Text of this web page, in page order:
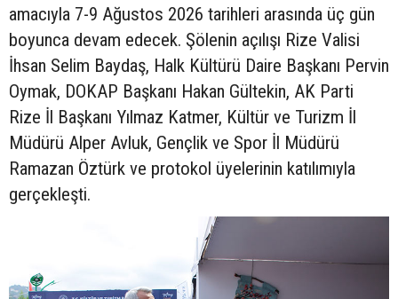
amacıyla 7-9 Ağustos 2026 tarihleri arasında üç gün
boyunca devam edecek. Şölenin açılışı Rize Valisi
İhsan Selim Baydaş, Halk Kültürü Daire Başkanı Pervin
Oymak, DOKAP Başkanı Hakan Gültekin, AK Parti
Rize İl Başkanı Yılmaz Katmer, Kültür ve Turizm İl
Müdürü Alper Avluk, Gençlik ve Spor İl Müdürü
Ramazan Öztürk ve protokol üyelerinin katılımıyla
gerçekleşti.